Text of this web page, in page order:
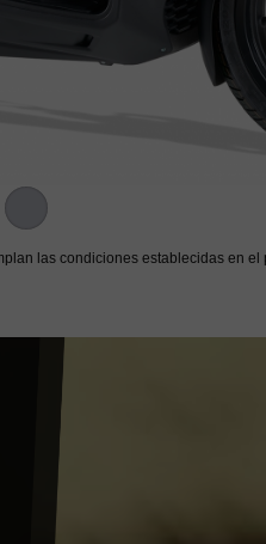
las condiciones establecidas en